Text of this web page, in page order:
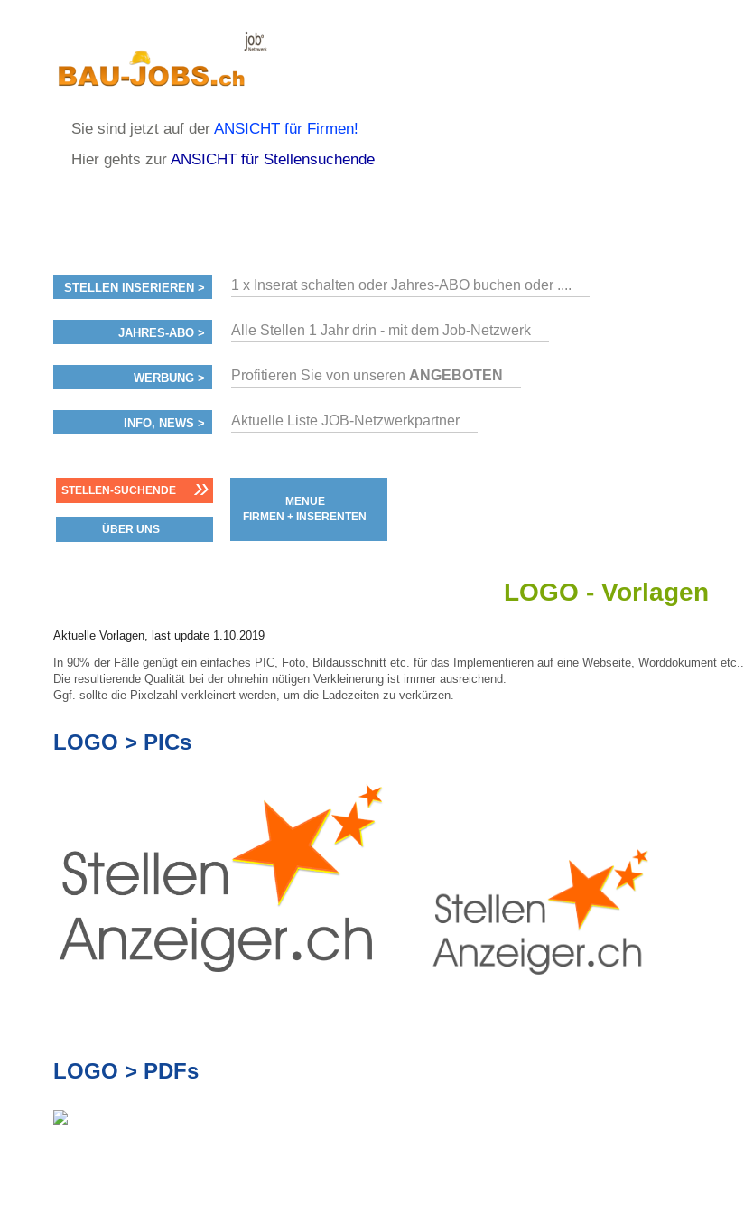
Sie sind jetzt auf der ANSICHT für Firmen!
Hier gehts zur ANSICHT für Stellensuchende
STELLEN INSERIEREN > 1 x Inserat schalten oder Jahres-ABO buchen oder ....
JAHRES-ABO > Alle Stellen 1 Jahr drin - mit dem Job-Netzwerk
WERBUNG > Profitieren Sie von unseren ANGEBOTEN
INFO, NEWS > Aktuelle Liste JOB-Netzwerkpartner
STELLEN-SUCHENDE »
ÜBER UNS
MENUE
FIRMEN + INSERENTEN
LOGO - Vorlagen
Aktuelle Vorlagen, last update 1.10.2019
In 90% der Fälle genügt ein einfaches PIC, Foto, Bildausschnitt etc. für das Implementieren auf eine Webseite, Worddokument etc..
Die resultierende Qualität bei der ohnehin nötigen Verkleinerung ist immer ausreichend.
Ggf. sollte die Pixelzahl verkleinert werden, um die Ladezeiten zu verkürzen.
LOGO > PICs
LOGO > PDFs